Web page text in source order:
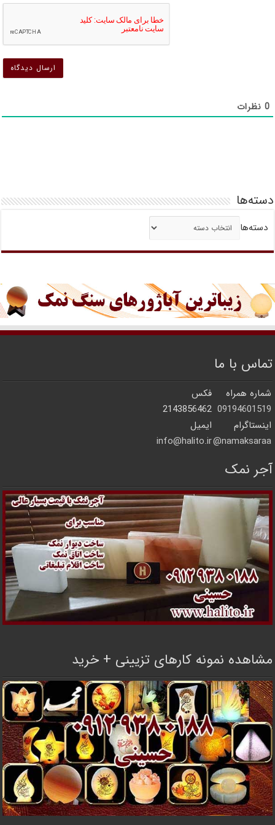
0 نظرات
دسته‌ها
دسته‌ها
تماس با ما
شماره همراه
فکس
09194601519
2143856462
اینستاگرام
ایمیل
namaksaraa@
info@halito.ir
آجر نمک
مشاهده نمونه کارهای تزیینی + خرید